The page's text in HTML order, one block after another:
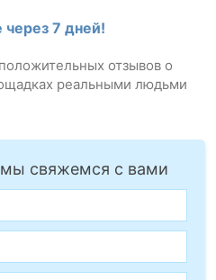
7 дней!
отзывов о
реальными людьми
свяжемся с вами